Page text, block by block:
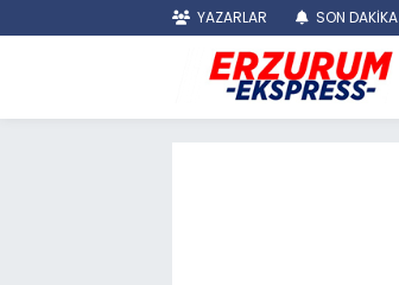
YAZARLAR SON DAKİKA